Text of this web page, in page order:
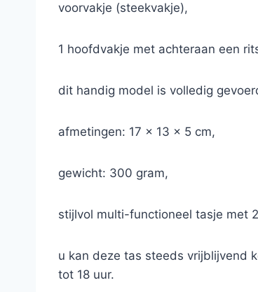
voorvakje (steekvakje),
1 hoofdvakje met achteraan een
dit handig model is volledig
afmetingen: 17 x 13 x 5 cm,
gewicht: 300 gram,
stijlvol multi-functioneel tasje met
u kan deze tas steeds vrijblijvend
tot 18 uur.